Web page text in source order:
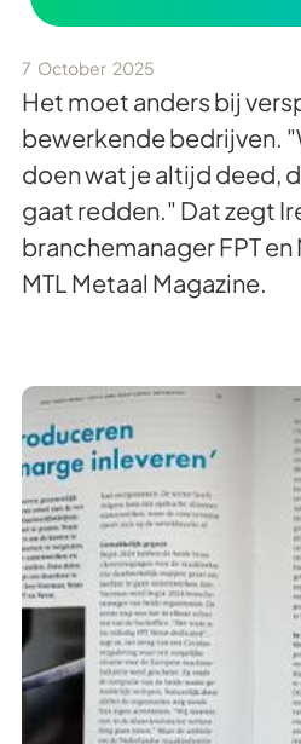
7 October 2025
Het moet anders bij
bewerkende bedrijven.
doen wat je altijd deed,
gaat redden." Dat zegt
branchemanager FPT en
MTL Metaal Magazine.